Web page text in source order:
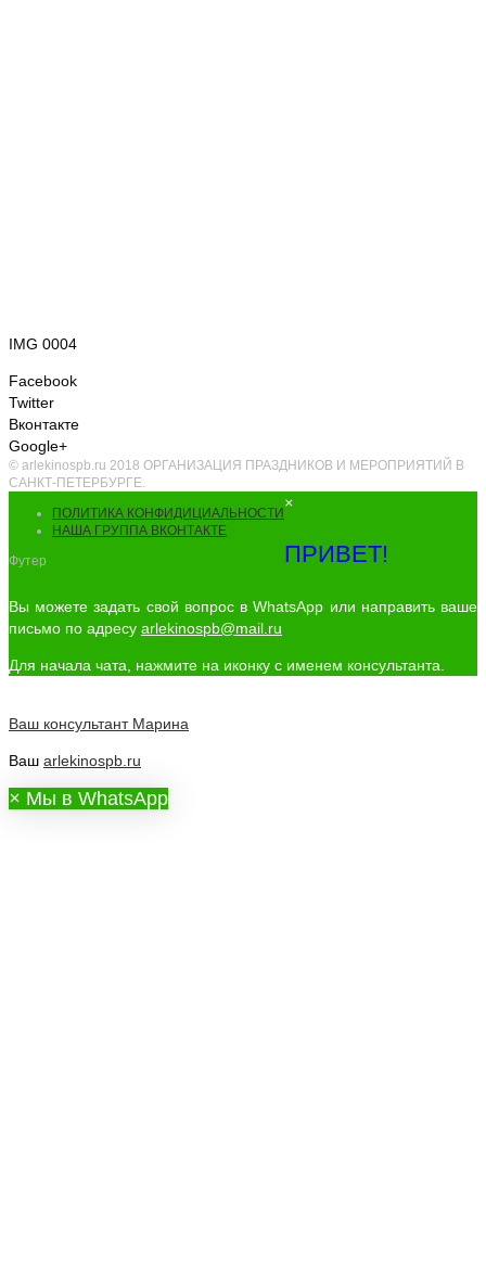
IMG 0004
Facebook
Twitter
Вконтакте
Google+
© arlekinospb.ru 2018 ОРГАНИЗАЦИЯ ПРАЗДНИКОВ И МЕРОПРИЯТИЙ В
САНКТ-ПЕТЕРБУРГЕ.
ПОЛИТИКА КОНФИДИЦИАЛЬНОСТИ
НАША ГРУППА ВКОНТАКТЕ
Футер
×
ПРИВЕТ!
Вы можете задать свой вопрос в WhatsApp или направить ваше
письмо по адресу arlekinospb@mail.ru
Для начала чата, нажмите на иконку с именем консультанта.
Ваш консультант Марина
Ваш arlekinospb.ru
× Мы в WhatsApp